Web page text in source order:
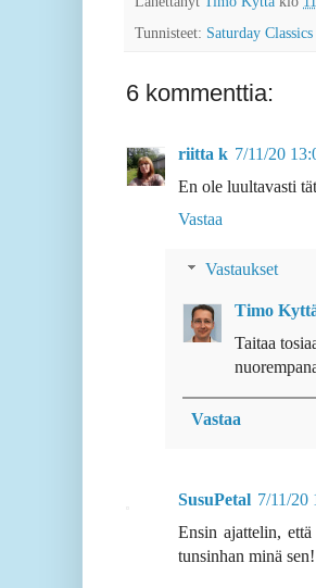
Tunnisteet: Saturday Classics
6 kommenttia:
riitta k 7/11/20
En ole luultavasti
Vastaa
Vastaukset
Timo
Taitaa
Vastaa
SusuPetal 7/11/20
Ensin ajattelin,
tunsinhan minä